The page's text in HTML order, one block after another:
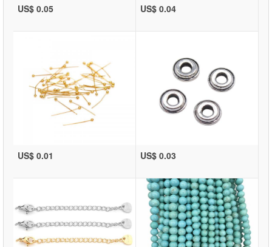
US$ 0.05 US$ 0.04
US$ 0.01 US$ 0.03